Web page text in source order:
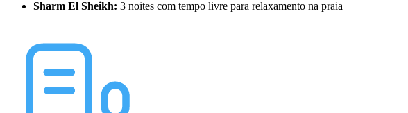
Sharm El Sheikh: 3 noites com tempo livre para relaxamento na praia